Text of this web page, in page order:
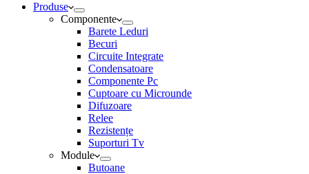
Produse
Componente
Barete Leduri
Becuri
Circuite Integrate
Condensatoare
Componente Pc
Cuptoare cu Microunde
Difuzoare
Relee
Rezistențe
Suporturi Tv
Module
Butoane